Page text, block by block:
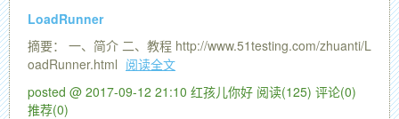
LoadRunner
摘要： 一、简介 二、教程 http://www.51testing.com/zhuanti/L
oadRunner.html 阅读全文
posted @ 2017-09-12 21:10 红孩儿你好 阅读(125) 评论(0)
推荐(0)